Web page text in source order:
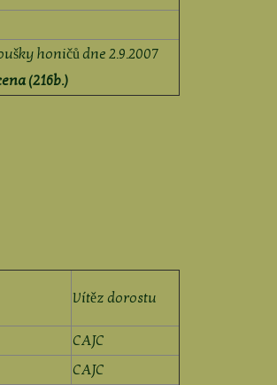
honičů dne 2.9.2007
(216b.)
Vítěz dorostu
CAJC
CAJC